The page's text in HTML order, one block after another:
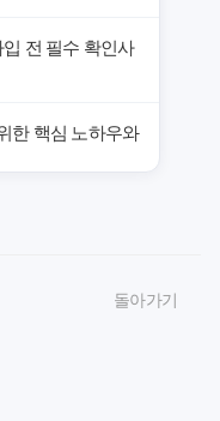
전 필수 확인사
한 핵심 노하우와
돌아가기